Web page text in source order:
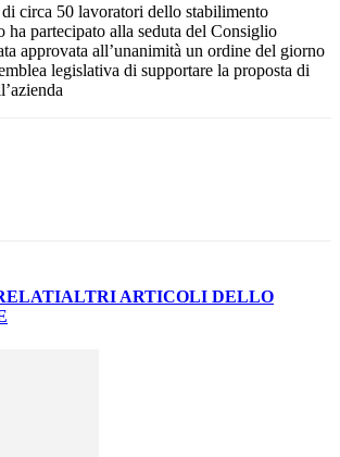
di circa 50 lavoratori dello stabilimento
ha partecipato alla seduta del Consiglio
approvata all’unanimità un ordine del giorno
legislativa di supportare la proposta di
ALTRI ARTICOLI DELLO